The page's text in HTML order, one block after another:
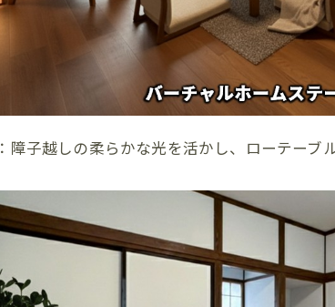
：障子越しの柔らかな光を活かし、ローテーブ